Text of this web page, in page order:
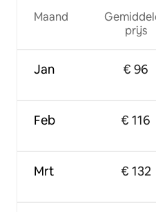
Maand
Jan
Feb
Mrt
prijs
€ 96
€ 116
€ 132